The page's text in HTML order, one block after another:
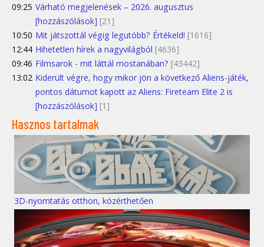
09:25 Várható megjelenések – 2026. augusztus
[hozzászólások] [21]
10:50 Mit játszottál végig legutóbb? Értékeld! [1616]
12:44 Hihetetlen hírek a nagyvilágból [4636]
09:46 Filmsarok - mit láttál mostanában? [43442]
13:02 Kiderült végre, hogy mikor jön a következő Aliens-játék,
pontos dátumot kapott az Aliens: Fireteam Elite 2 is
[hozzászólások] [1]
Hasznos tartalmak
3D-nyomtatás otthon, közérthetően